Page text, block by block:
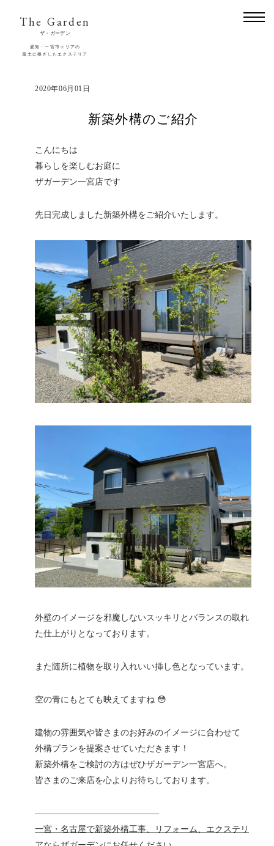
The Garden
ザ・ガーデン
愛知・一宮市エリアの
風土に根ざしたエクステリア
2020年06月01日
新築外構のご紹介
こんにちは
暮らしを楽しむお庭に
ザガーデン一宮店です
先日完成しました新築外構をご紹介いたします。
外壁のイメージを邪魔しないスッキリとバランスの取れ
た仕上がりとなっております。
また随所に植物を取り入れいい挿し色となっています。
空の青にもとても映えてますね 😳
建物の雰囲気や皆さまのお好みのイメージに合わせて
外構プランを提案させていただきます！
新築外構をご検討の方はぜひザガーデン一宮店へ。
皆さまのご来店を心よりお待ちしております。
——————————————–
一宮・名古屋で新築外構工事、リフォーム、エクステリ